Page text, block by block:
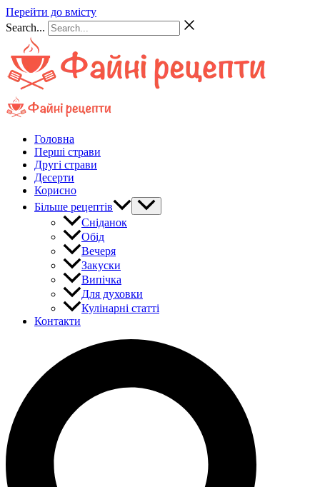
Перейти до вмісту
Search...
Головна
Перші страви
Другі страви
Десерти
Корисно
Більше рецептів
Сніданок
Обід
Вечеря
Закуски
Випічка
Для духовки
Кулінарні статті
Контакти